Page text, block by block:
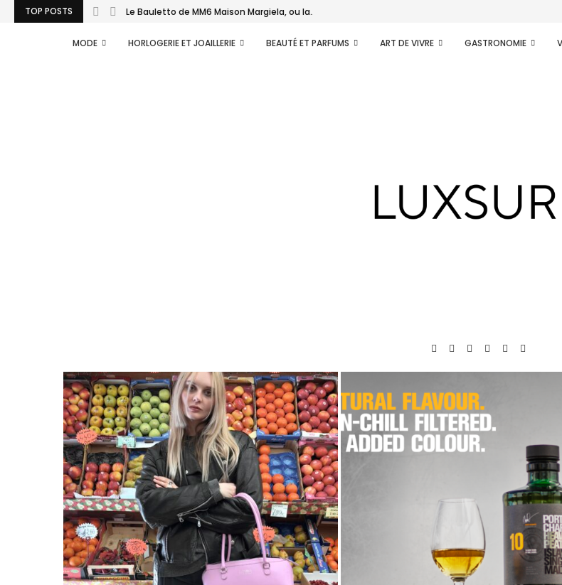
TOP POSTS Le Bauletto de MM6 Maison Margiela, ou la...
MODE HORLOGERIE ET JOAILLERIE BEAUTÉ ET PARFUMS ART DE VIVRE GASTRONOMIE